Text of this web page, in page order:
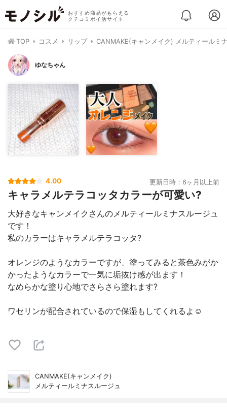
おすすめ商品がもらえる
クチコミポイ活サイト
TOP コスメ リップ CANMAKE(キャンメイク) メルティールミ
ゆなちゃん
4.00 更新日時：6ヶ月以上前
キャラメルテラコッタカラーが可愛い?
大好きなキャンメイクさんのメルティールミナスルージュ
です！
私のカラーはキャラメルテラコッタ?
オレンジのようなカラーですが、塗ってみると茶色みがか
かったようなカラーで一気に垢抜け感が出ます！
なめらかな塗り心地でさらさら塗れます?
ワセリンが配合されているので保湿もしてくれるよ☺️
CANMAKE(キャンメイク)
メルティールミナスルージュ